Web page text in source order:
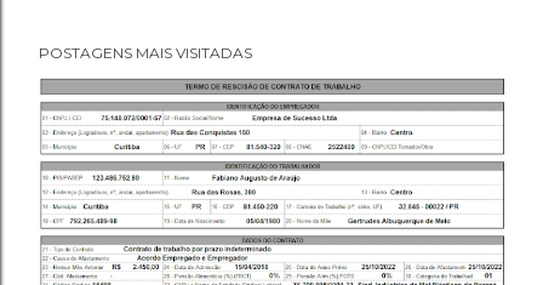
POSTAGENS MAIS VISITADAS